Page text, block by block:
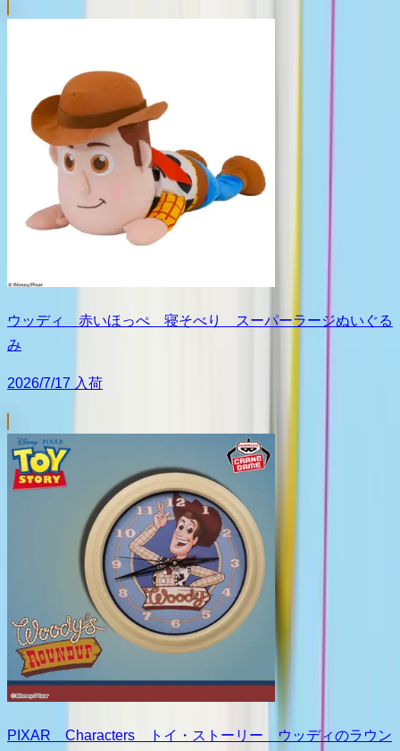
ウッディ 赤いほっぺ 寝そべり スーパーラージぬいぐる
み
2026/7/17 入荷
PIXAR Characters トイ・ストーリー ウッディのラウン